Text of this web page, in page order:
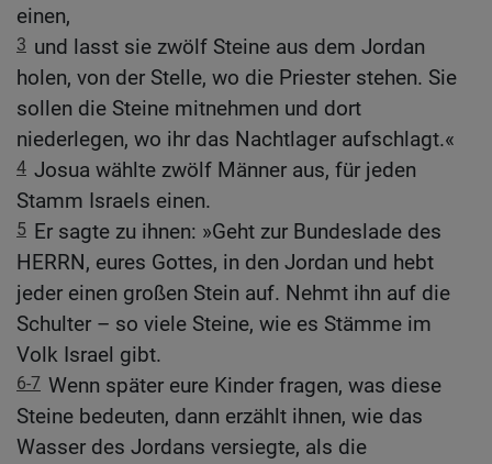
einen,
3 und lasst sie zwölf Steine aus dem Jordan
holen, von der Stelle, wo die Priester stehen. Sie
sollen die Steine mitnehmen und dort
niederlegen, wo ihr das Nachtlager aufschlagt.«
4 Josua wählte zwölf Männer aus, für jeden
Stamm Israels einen.
5 Er sagte zu ihnen: »Geht zur Bundeslade des
HERRN, eures Gottes, in den Jordan und hebt
jeder einen großen Stein auf. Nehmt ihn auf die
Schulter – so viele Steine, wie es Stämme im
Volk Israel gibt.
6-7 Wenn später eure Kinder fragen, was diese
Steine bedeuten, dann erzählt ihnen, wie das
Wasser des Jordans versiegte, als die